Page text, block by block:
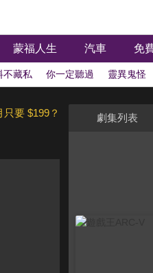
蒙福人生 汽車 免
不藏私 你一定聽過 靈異鬼怪
只要 $199？ 劇集列表